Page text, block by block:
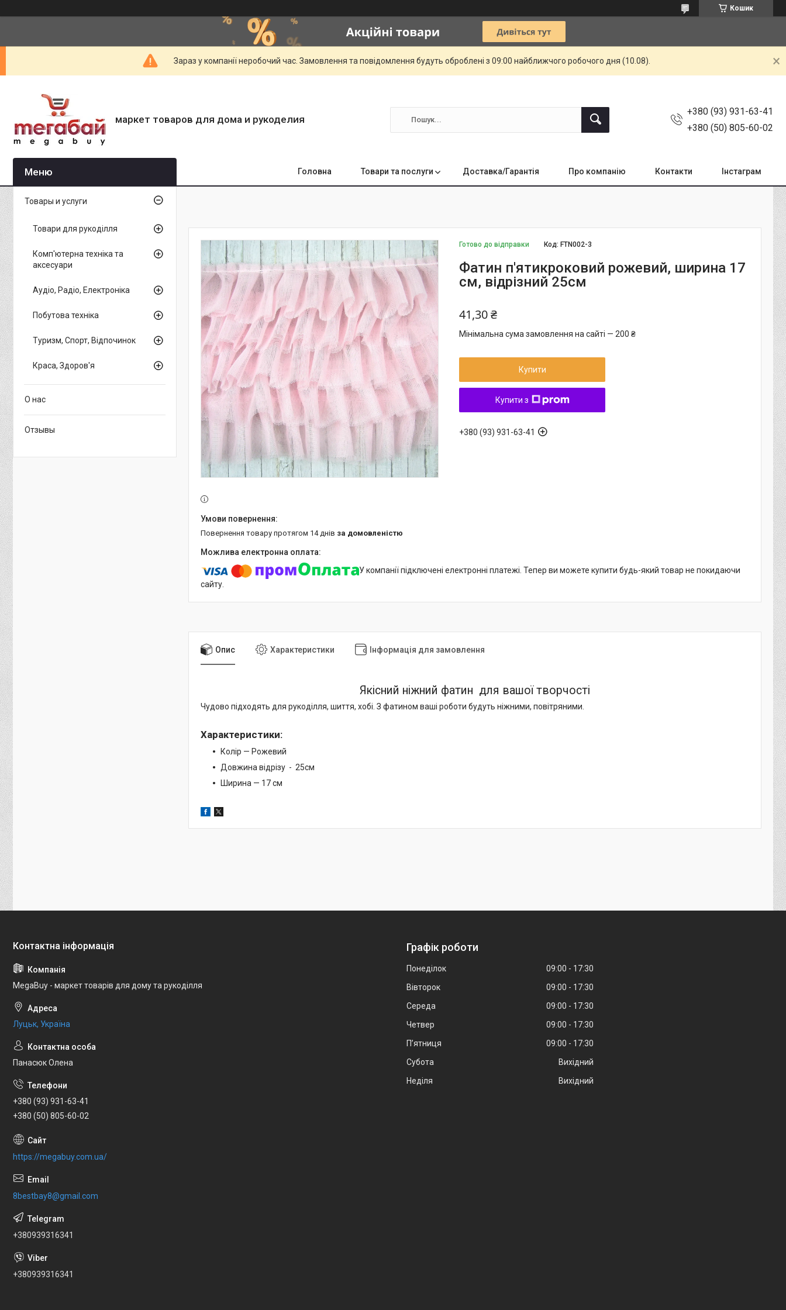
Кошик
Зараз у компанії неробочий час. Замовлення та повідомлення будуть оброблені з 09:00 найближчого робочого дня (10.08).
маркет товаров для дома и рукоделия
+380 (93) 931-63-41
+380 (50) 805-60-02
Головна Товари та послуги Доставка/Гарантія Про компанію Контакти Інстаграм
Готово до відправки Код: FTN002-3
Фатин п'ятикроковий рожевий, ширина 17
см, відрізний 25см
41,30 ₴
Мінімальна сума замовлення на сайті — 200 ₴
Купити
Купити з
+380 (93) 931-63-41
повернення товару протягом 14 днів за домовленістю
У компанії підключені електронні платежі. Тепер ви можете купити будь-який товар не покидаючи
сайту.
Опис Характеристики Інформація для замовлення
Якісний ніжний фатин для вашої творчості
Чудово підходять для рукоділля, шиття, хобі. З фатином ваші роботи будуть ніжними, повітряними.
Характеристики:
Колір — Рожевий
Довжина відрізу - 25см
Ширина — 17 см
Товары и услуги
Товари для рукоділля
Комп'ютерна техніка та
аксесуари
Аудіо, Радіо, Електроніка
Побутова техніка
Туризм, Спорт, Відпочинок
Краса, Здоров'я
О нас
Отзывы
MegaBuy - маркет товарів для дому та рукоділля
Луцьк, Україна
Панасюк Олена
+380 (93) 931-63-41
+380 (50) 805-60-02
https://megabuy.com.ua/
8bestbay8@gmail.com
+380939316341
+380939316341
Графік роботи
Понеділок 09:00
17:30
Вівторок
09:00
17:30
Середа
09:00
17:30
Четвер
09:00
17:30
Пʼятниця
09:00
17:30
Субота
Вихідний
Неділя
Вихідний